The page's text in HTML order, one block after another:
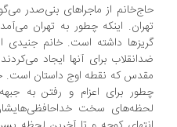
از ماجراهای بنی‌صدر می‌گوید و
اینکه چطور به تهران ‌می‌آمده و
داشته است. خانم جنیدی از
که نقطه اوج داستان است. خانم
برای اعزام و رفتن به جبهه از
سخت خداحافظی‌هایشان و